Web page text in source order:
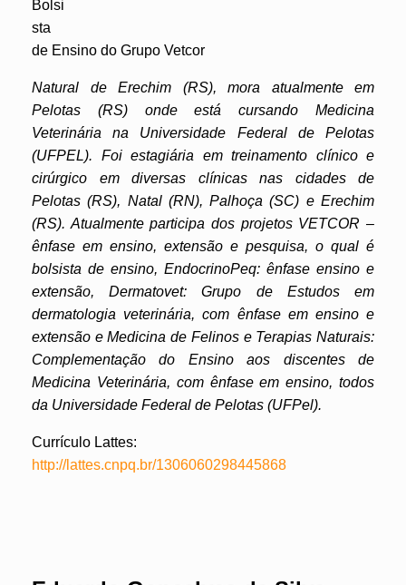
Bolsi
sta
de Ensino do Grupo Vetcor
Natural de Erechim (RS), mora atualmente em
Pelotas (RS) onde está cursando Medicina
Veterinária na Universidade Federal de Pelotas
(UFPEL). Foi estagiária em treinamento clínico e
cirúrgico em diversas clínicas nas cidades de
Pelotas (RS), Natal (RN), Palhoça (SC) e Erechim
(RS). Atualmente participa dos projetos VETCOR –
ênfase em ensino, extensão e pesquisa, o qual é
bolsista de ensino, EndocrinoPeq: ênfase ensino e
extensão, Dermatovet: Grupo de Estudos em
dermatologia veterinária, com ênfase em ensino e
extensão e Medicina de Felinos e Terapias Naturais:
Complementação do Ensino aos discentes de
Medicina Veterinária, com ênfase em ensino, todos
da Universidade Federal de Pelotas (UFPel).
Currículo Lattes:
http://lattes.cnpq.br/1306060298445868